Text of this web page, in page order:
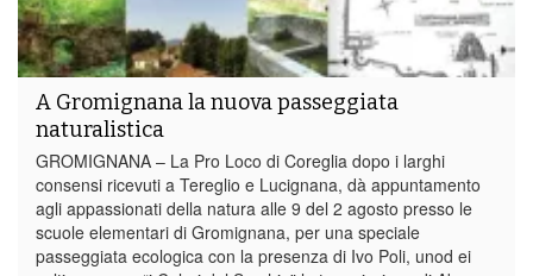
A Gromignana la nuova passeggiata
naturalistica
GROMIGNANA – La Pro Loco di Coreglia dopo i larghi
consensi ricevuti a Tereglio e Lucignana, dà appuntamento
agli appassionati della natura alle 9 del 2 agosto presso le
scuole elementari di Gromignana, per una speciale
passeggiata ecologica con la presenza di Ivo Poli, unod ei